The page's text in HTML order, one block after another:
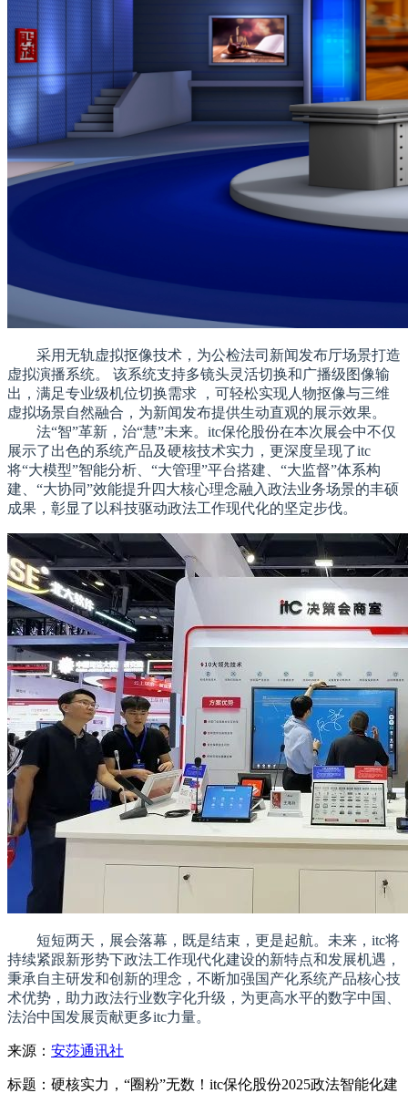
采用无轨虚拟抠像技术，为公检法司新闻发布厅场景打造
虚拟演播系统。 该系统支持多镜头灵活切换和广播级图像输
出，满足专业级机位切换需求 ，可轻松实现人物抠像与三维
虚拟场景自然融合，为新闻发布提供生动直观的展示效果。
法“智”革新，治“慧”未来。itc保伦股份在本次展会中不仅
展示了出色的系统产品及硬核技术实力，更深度呈现了itc
将“大模型”智能分析、“大管理”平台搭建、“大监督”体系构
建、“大协同”效能提升四大核心理念融入政法业务场景的丰硕
成果，彰显了以科技驱动政法工作现代化的坚定步伐。
短短两天，展会落幕，既是结束，更是起航。未来，itc将
持续紧跟新形势下政法工作现代化建设的新特点和发展机遇，
秉承自主研发和创新的理念，不断加强国产化系统产品核心技
术优势，助力政法行业数字化升级，为更高水平的数字中国、
法治中国发展贡献更多itc力量。
来源： 安莎通讯社
标题：硬核实力，“圈粉”无数！itc保伦股份2025政法智能化建